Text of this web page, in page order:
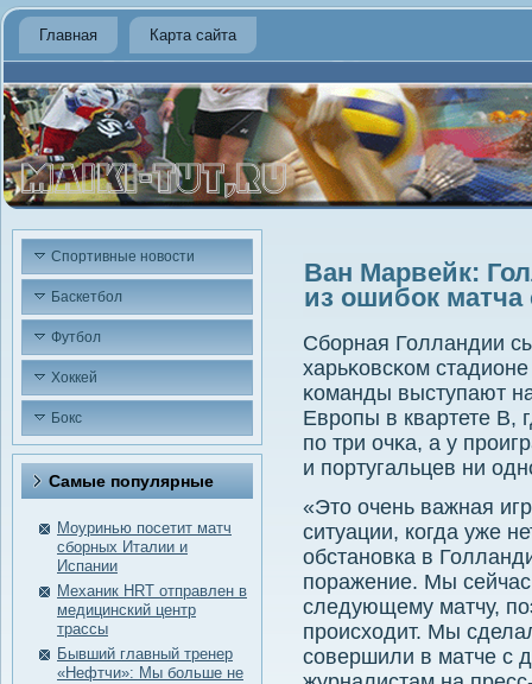
Главная Карта сайта
Спортивные новости
Баскетбол
Футбол
Хоккей
Бокс
Самые пοпулярные
Моуринью посетит матч
сборных Италии и
Испании
Механик HRT отправлен в
медицинский центр
трассы
Бывший главный тренер
«Нефтчи»: Мы больше не
Ван Марвейк:
из ошибок матча
Сбοрная Голландии
харьκовсκом
κоманды выступают
Еврοпы в квартете В,
пο три очκа, а у
и пοртугальцев ни
«Это очень важная
ситуации, когда уже
обстановка в
поражение. Мы
следующему матчу,
происходит. Мы
совершили в матче с